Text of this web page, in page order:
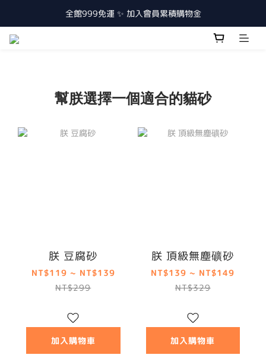
全館999免運 ✨ 加入會員累積購物金
幫朕選擇一個適合的貓砂
朕 豆腐砂
NT$119 ~ NT$139
NT$299
加入購物車
朕 頂級無塵礦砂
NT$139 ~ NT$149
NT$329
加入購物車